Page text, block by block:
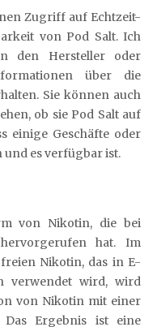
Zugriff auf Echtzeit-
von Pod Salt. Ich
den Hersteller oder
über die
Sie können auch
ob sie Pod Salt auf
einige Geschäfte oder
es verfügbar ist.
von Nikotin, die bei
hat. Im
Nikotin, das in E-
verwendet wird, wird
von Nikotin mit einer
Das Ergebnis ist eine